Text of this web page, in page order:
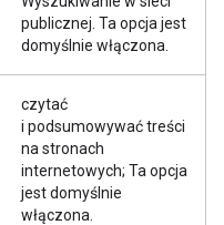
publicznej. Ta opcja jest
domyślnie włączona.
czytać
i podsumowywać treści
na stronach
internetowych; Ta opcja
jest domyślnie
włączona.